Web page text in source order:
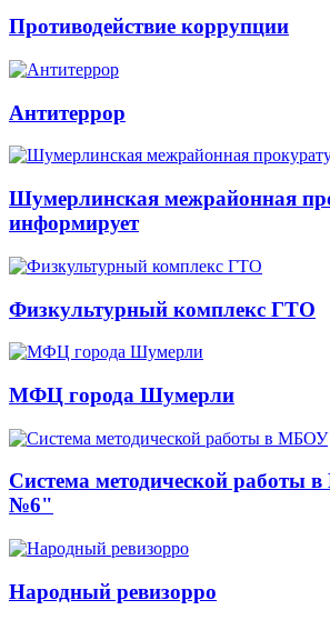
Противодействие коррупции
Антитеррор
Шумерлинская межрайонная
информирует
Физкультурный комплекс ГТО
МФЦ города Шумерли
Система методической
№6"
Народный ревизорро